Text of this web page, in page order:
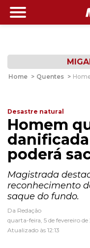
Home > Quentes >
Desastre natural
Homem
poderá
Magistrada
reconhecimento
saque do fundo.
Da Redação
quarta-feira, 5 de fevereiro de
Atualizado às 12:13